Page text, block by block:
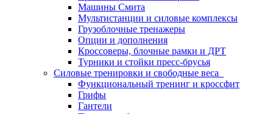
Машины Смита
Мультистанции и силовые комплексы
Грузоблочные тренажеры
Опции и дополнения
Кроссоверы, блочные рамки и ДРТ
Турники и стойки пресс-брусья
Силовые тренировки и свободные веса
Функциональный тренинг и кроссфит
Грифы
Гантели